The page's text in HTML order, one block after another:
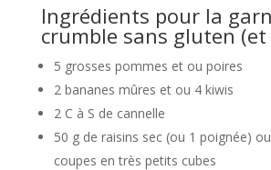
Ingrédients pour la
crumble sans gluten (et
5 grosses pommes et ou poires
2 bananes mûres et ou 4 kiwis
2 C à S de cannelle
50 g de raisins sec (ou 1 poignée)
coupes en très petits cubes